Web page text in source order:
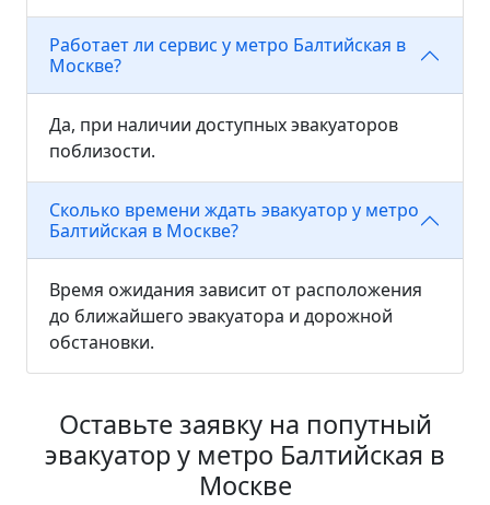
Работает ли сервис у метро Балтийская в
Москве?
Да, при наличии доступных эвакуаторов
поблизости.
Сколько времени ждать эвакуатор у метро
Балтийская в Москве?
Время ожидания зависит от расположения
до ближайшего эвакуатора и дорожной
обстановки.
Оставьте заявку на попутный
эвакуатор у метро Балтийская в
Москве